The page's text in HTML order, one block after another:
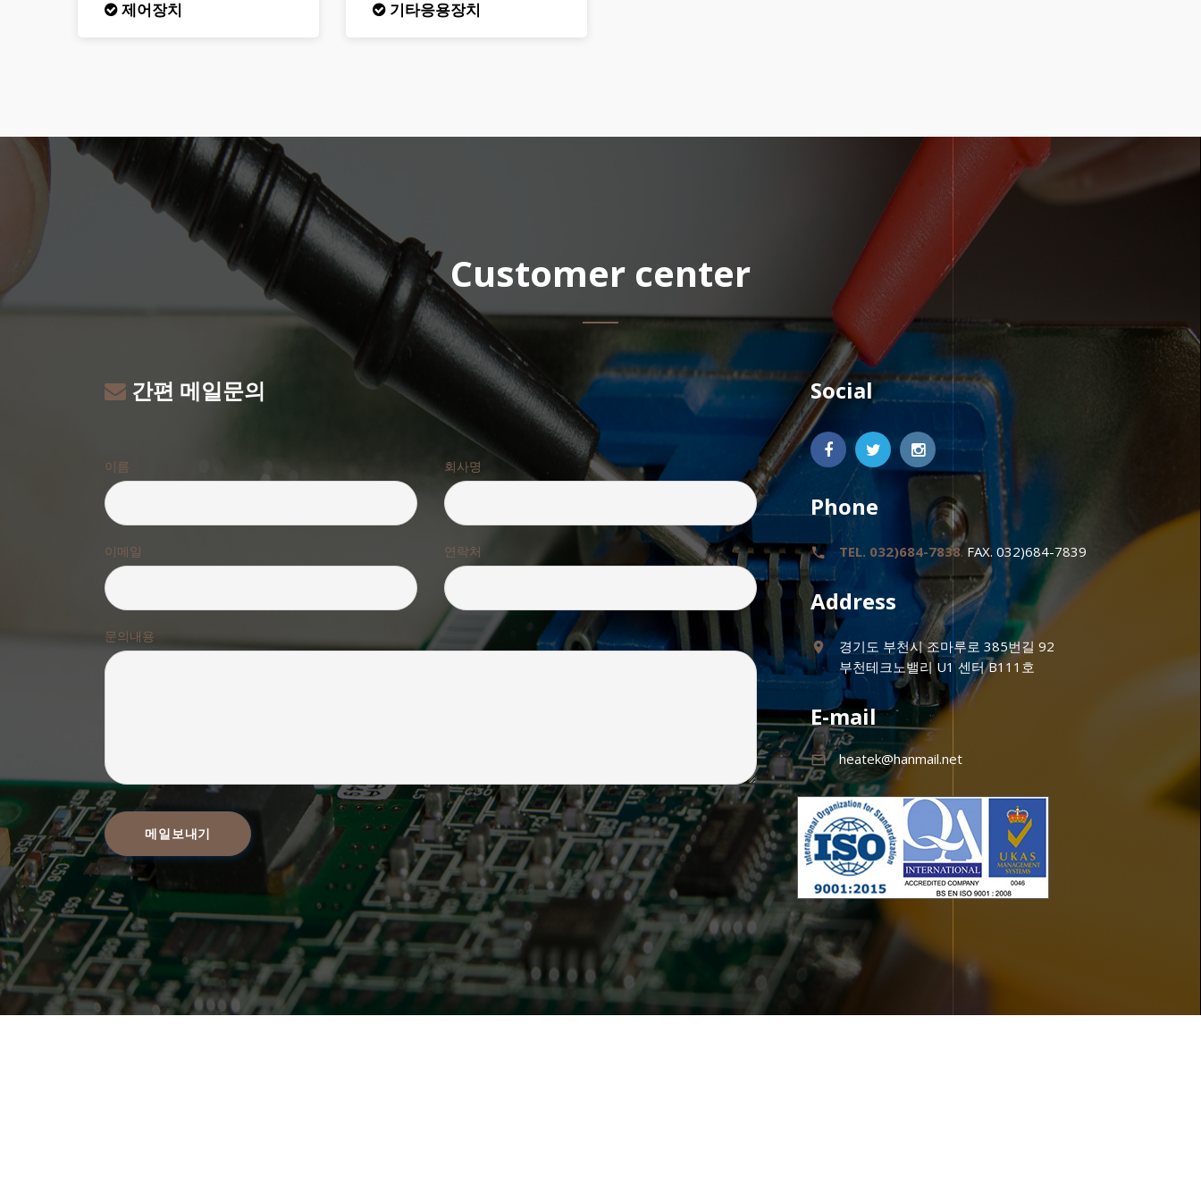
제어장치 기타응용장치
Customer center
간편 메일문의
이름 회사명
이메일 연락처
문의내용
메일보내기
Social
Phone
TEL. 032)684-7838 FAX. 032)684-7839
Address
경기도 부천시 조마루로 385번길 92
부천테크노밸리 U1 센터 B111호
E-mail
heatek@hanmail.net